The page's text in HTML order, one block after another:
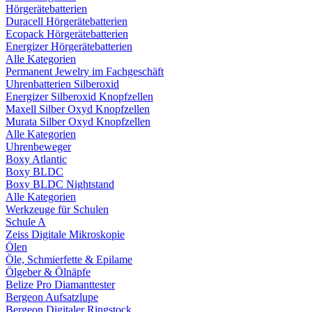
Hörgerätebatterien
Duracell Hörgerätebatterien
Ecopack Hörgerätebatterien
Energizer Hörgerätebatterien
Alle Kategorien
Permanent Jewelry im Fachgeschäft
Uhrenbatterien Silberoxid
Energizer Silberoxid Knopfzellen
Maxell Silber Oxyd Knopfzellen
Murata Silber Oxyd Knopfzellen
Alle Kategorien
Uhrenbeweger
Boxy Atlantic
Boxy BLDC
Boxy BLDC Nightstand
Alle Kategorien
Werkzeuge für Schulen
Schule A
Zeiss Digitale Mikroskopie
Ölen
Öle, Schmierfette & Epilame
Ölgeber & Ölnäpfe
Belize Pro Diamanttester
Bergeon Aufsatzlupe
Bergeon Digitaler Ringstock